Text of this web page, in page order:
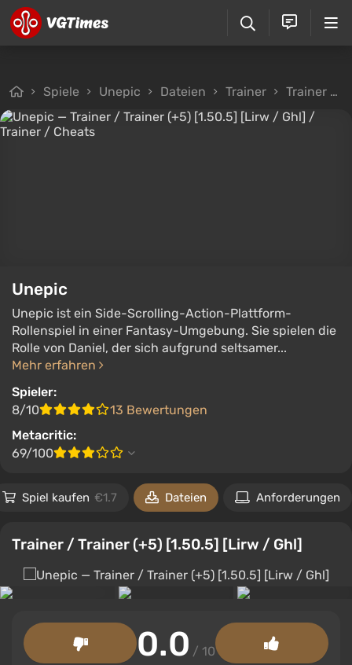
Spiele Unepic Dateien Trainer Trainer / Trainer (+5) [1.50.5] [Lirw / Ghl]
Unepic
Unepic ist ein Side-Scrolling-Action-Plattform-
Rollenspiel in einer Fantasy-Umgebung. Sie spielen die
Rolle von Daniel, der sich aufgrund seltsamer...
Mehr erfahren
Spieler:
8/10
13 Bewertungen
Metacritic:
69/100
Spiel kaufen €1.7 Dateien Anforderungen
Trainer / Trainer (+5) [1.50.5] [Lirw / Ghl]
0.0 / 10